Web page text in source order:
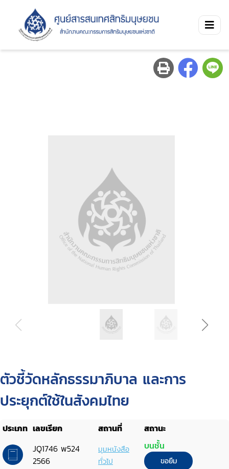
ตัวชี้วัดหลักธรรมาภิบาล และการ
ประยุกต์ใช้ในสังคมไทย
ประเภท เลขเรียก สถานที่
สถานะ
JQ1746 พ524
2566
มุมหนังสือ
ทั่วไป
บนชั้น
ขอยืม